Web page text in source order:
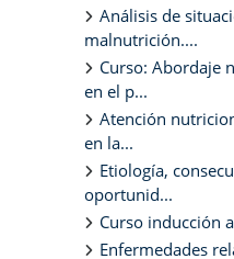
Análisis de
malnutrición....
Curso: Abordaje
en el p...
Atención
en la...
Etiología,
oportunid...
Curso inducción
Enfermedades